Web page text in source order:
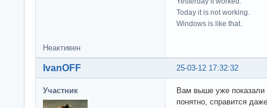
Today it is not working.
Windows is like that.
Неактивен
25-03-12 17:32:32
IvanOFF
Участник
Вам выше уже
понятно, справится